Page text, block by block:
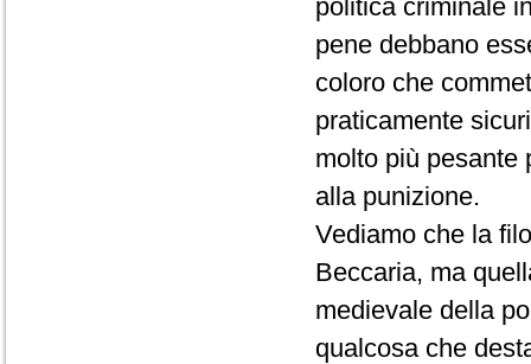
politica criminale
pene debbano
coloro che
praticamente
molto più pesante
alla punizione.
Vediamo che la
Beccaria, ma
medievale della
qualcosa che